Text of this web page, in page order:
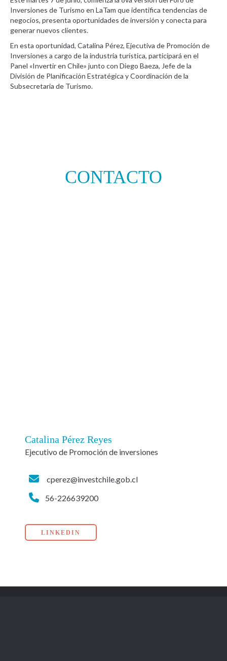
Inversiones de Turismo en LaTam que identifica tendencias de
negocios, presenta oportunidades de inversión y conecta para
generar nuevos clientes.
En esta oportunidad, Catalina Pérez, Ejecutiva de Promoción de
Inversiones a cargo de la industria turística, participará en el
Panel «Invertir en Chile» junto con Diego Baeza, Jefe de la
División de Planificación Estratégica y Coordinación de la
Subsecretaria de Turismo.
CONTACTO
Catalina Pérez Reyes
Ejecutivo de Promoción de inversiones
cperez@investchile.gob.cl
56-226639200
LINKEDIN